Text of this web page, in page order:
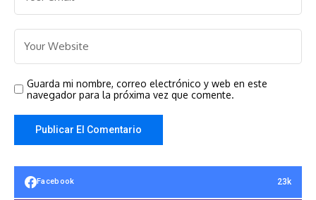
Guarda mi nombre, correo electrónico y web en este
navegador para la próxima vez que comente.
Facebook 23k